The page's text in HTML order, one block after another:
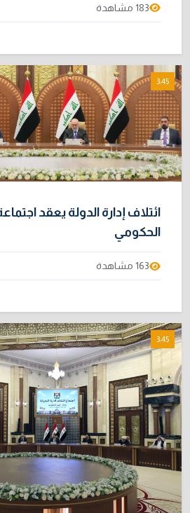
183 مشاهدة
3:45
ائتلاف إدارة الدولة يعقد
الحكومي
163 مشاهدة
3:45